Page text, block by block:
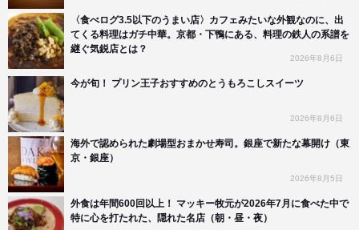
〈食べログ3.5以下のうまい店〉カフェみたいな外観なのに、出
てくる料理はガチ中華。京都・下鴨にある、料理の鉄人の系譜を
継ぐ気鋭店とは？
2026年8月6日
今が旬！ プリン王子おすすめのとうもろこしスイーツ
2026年8月6日
海外で認められた劇場型おまかせ寿司。銀座で新たな幕開け（東
京・銀座）
2026年8月5日
外食は年間600回以上！ マッキー牧元が2026年7月に食べた中で
特に心を打たれた、隠れた名店（朝・昼・夜）